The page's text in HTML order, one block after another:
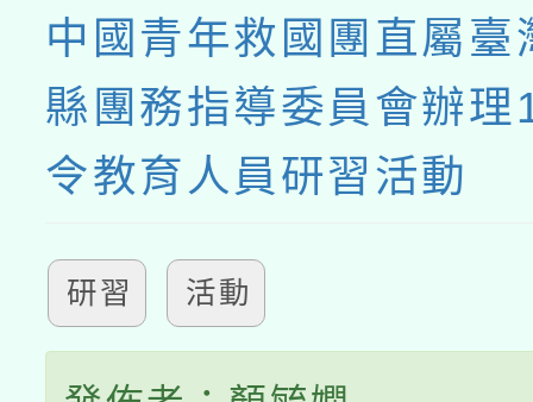
中國青年救國團直屬臺
縣團務指導委員會辦
令教育人員研習活動
研習 活動